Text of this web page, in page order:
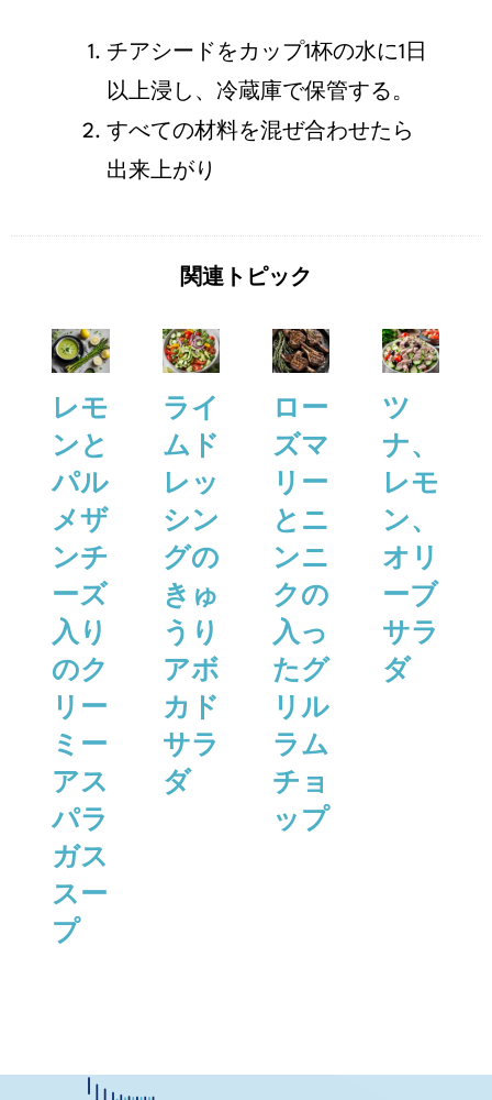
チアシードをカップ1杯の水に1日
以上浸し、冷蔵庫で保管する。
すべての材料を混ぜ合わせたら
出来上がり
関連トピック
レモ
ンと
パル
メザ
ンチ
ーズ
⼊り
のク
リー
ミー
アス
パラ
ガス
スー
プ
ライ
ムド
レッ
シン
グの
きゅ
うり
アボ
カド
サラ
ダ
ロー
ズマ
リー
とニ
ンニ
クの
⼊っ
たグ
リル
ラム
チョ
ップ
ツ
ナ、
レモ
ン、
オリ
ーブ
サラ
ダ